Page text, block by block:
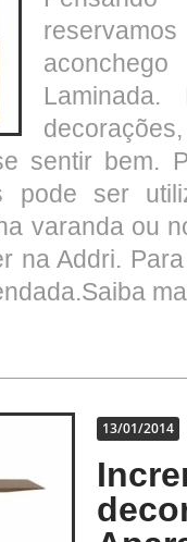
sentir bem.
pode ser
varanda ou
na Addri.
13/01/2014